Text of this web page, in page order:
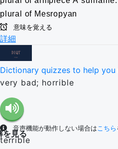
plural of Mesropyan
意味を覚える
詳細
Dictionary quizzes to help
very bad; horrible
音声機能が動作しない場合はこちら
を見る
terrible